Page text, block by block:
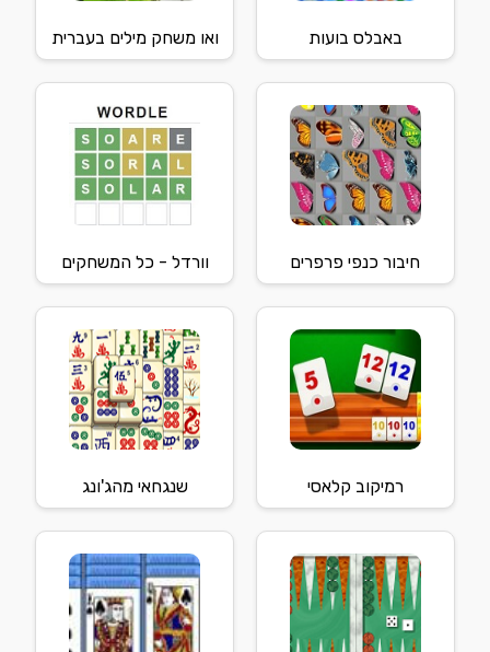
באבלס בועות ואו משחק מילים בעברית
חיבור כנפי פרפרים וורדל - כל המשחקים
רמיקוב קלאסי שנגחאי מהג'ונג